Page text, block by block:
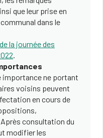
que leur prise en
dans le
la journée des
.
ne portant
voisins peuvent
en cours de
consultation du
modifier les